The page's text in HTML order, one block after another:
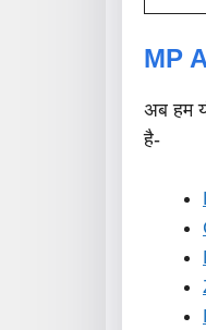
MP
अब हम
है-